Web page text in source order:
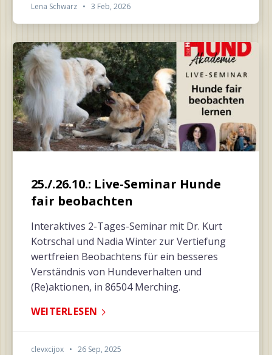
Lena Schwarz • 3 Feb, 2026
25./.26.10.: Live-Seminar Hunde
fair beobachten
Interaktives 2-Tages-Seminar mit Dr. Kurt
Kotrschal und Nadia Winter zur Vertiefung
wertfreien Beobachtens für ein besseres
Verständnis von Hundeverhalten und
(Re)aktionen, in 86504 Merching.
WEITERLESEN
clevxcijox • 26 Sep, 2025